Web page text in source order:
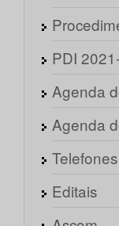
PDI
Agenda
Agenda
Telefones
Editais